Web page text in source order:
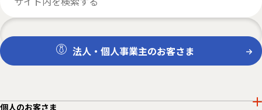
法人・個人事業主のお客さま
個人のお客さま